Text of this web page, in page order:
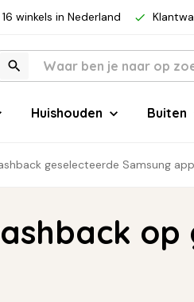
16 winkels in Nederland
Huishouden Buiten
geselecteerde Samsung